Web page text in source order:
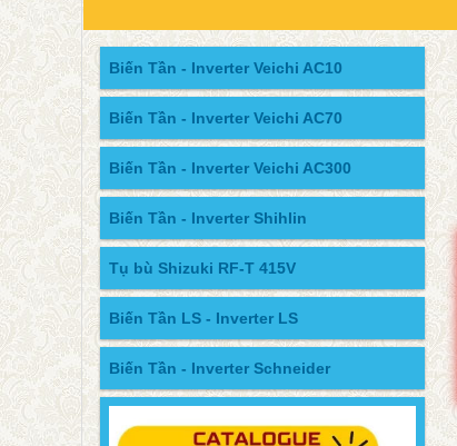
Biến Tần - Inverter Veichi AC10
Biến Tần - Inverter Veichi AC70
Biến Tần - Inverter Veichi AC300
Biến Tần - Inverter Shihlin
Tụ bù Shizuki RF-T 415V
Biến Tần LS - Inverter LS
Biến Tần - Inverter Schneider